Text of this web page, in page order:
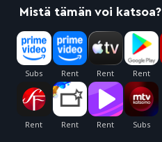
Mistä tämän voi katsoa?